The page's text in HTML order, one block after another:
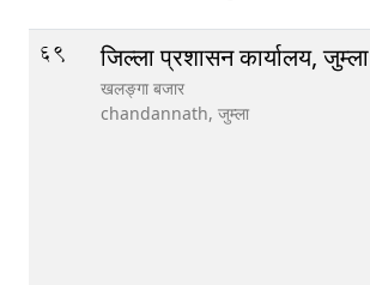
69 जिल्ला प्रशासन कार्यालय, जुम्ला
खलङ्गा बजार
chandannath, जुम्ला